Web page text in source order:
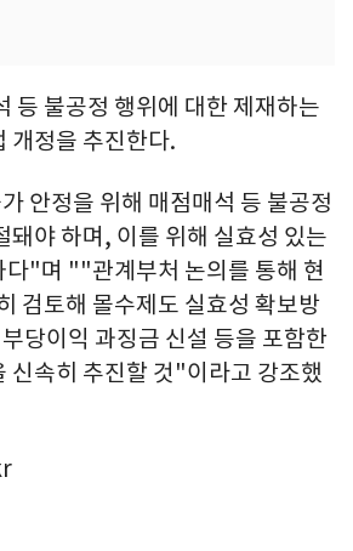
등 불공정 행위에 대한 제재하는
개정을 추진한다.
안정을 위해 매점매석 등 불공정
돼야 하며, 이를 위해 실효성 있는
다"며 ""관계부처 논의를 통해 현
검토해 몰수제도 실효성 확보방
당이익 과징금 신설 등을 포함한
신속히 추진할 것"이라고 강조했